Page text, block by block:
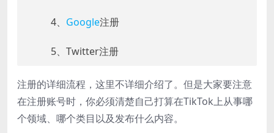
4、 Google注册
5、Twitter注册
注册的详细流程，这里不详细介绍了。但是大家要注意
在注册账号时，你必须清楚自己打算在TikTok上从事哪
个领域、哪个类目以及发布什么内容。